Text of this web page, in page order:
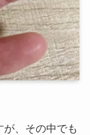
、その中でも